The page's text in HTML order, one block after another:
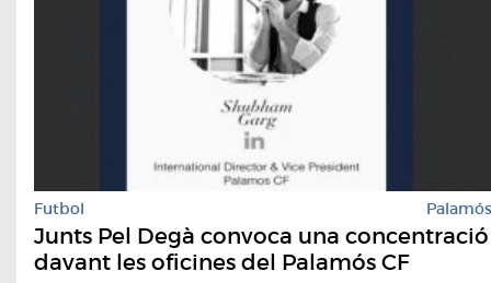
Futbol Palamós
Junts Pel Degà convoca una concentració
davant les oficines del Palamós CF